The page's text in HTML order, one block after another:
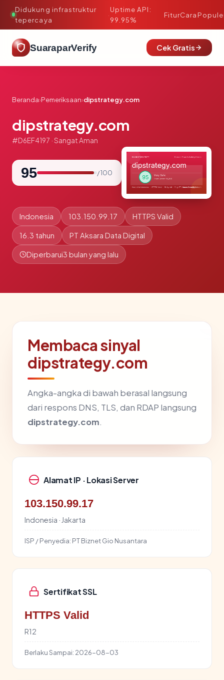
Didukung infrastruktur
tepercaya
·
Uptime API:
99.95%
FiturCara
SuaraparVerify Cek Gratis
Beranda›Pemeriksaan›dipstrategy.com
dipstrategy.com
#D6EF4197 · Sangat Aman
95 / 100
Indonesia 103.150.99.17 HTTPS Valid
16.3 tahun PT Aksara Data Digital
Diperbarui3 bulan yang lalu
Membaca sinyal
dipstrategy.com
Angka-angka di bawah berasal langsung
dari respons DNS, TLS, dan RDAP langsung
dipstrategy.com.
Alamat IP · Lokasi Server
103.150.99.17
Indonesia · Jakarta
ISP / Penyedia: PT Biznet Gio Nusantara
Sertifikat SSL
HTTPS Valid
R12
Berlaku Sampai: 2026-08-03